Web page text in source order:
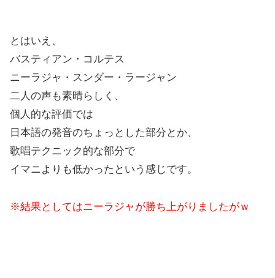
とはいえ、
バスティアン・コルテス
ニーラジャ・スンダー・ラージャン
二人の声も素晴らしく、
個人的な評価では
日本語の発音のちょっとした部分とか、
歌唱テクニック的な部分で
イマニよりも低かったという感じです。
※結果としてはニーラジャが勝ち上がりましたがｗ